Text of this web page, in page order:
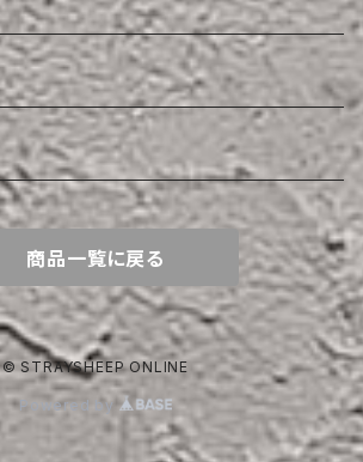
商品一覧に戻る
© STRAYSHEEP ONLINE
Powered by